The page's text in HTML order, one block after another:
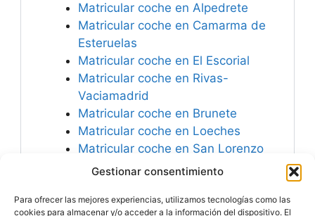
Gestionar consentimiento
Para ofrecer las mejores experiencias, utilizamos tecnologías como las
cookies para almacenar y/o acceder a la información del dispositivo. El
Matricular coche en Alpedrete
Matricular coche en Camarma de
Esteruelas
Matricular coche en El Escorial
Matricular coche en Rivas-
Vaciamadrid
Matricular coche en Brunete
Matricular coche en Loeches
Matricular coche en San Lorenzo
de El Escorial
Alameda